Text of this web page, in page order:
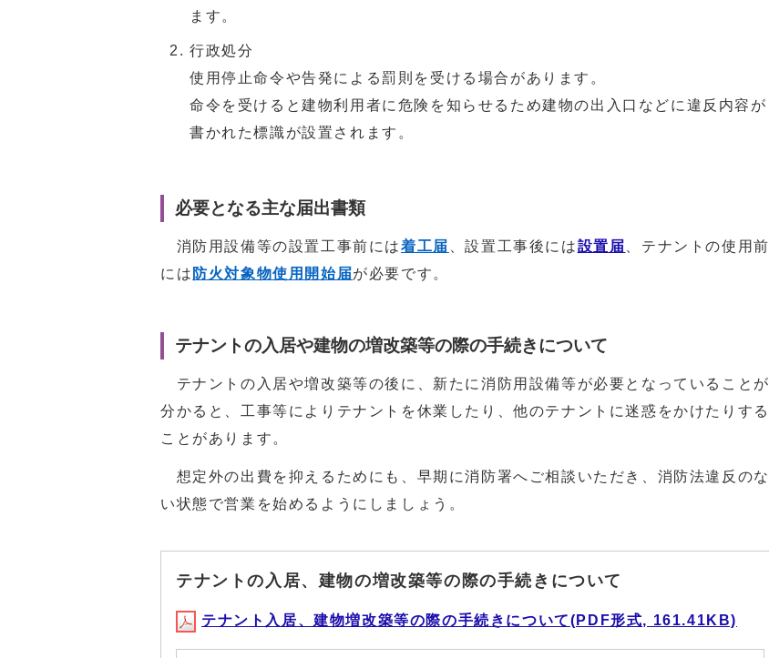
ます。
行政処分
使用停止命令や告発による罰則を受ける場合があります。
命令を受けると建物利用者に危険を知らせるため建物の出入口などに違反内容が
書かれた標識が設置されます。
必要となる主な届出書類
消防用設備等の設置工事前には着工届 、設置工事後には設置届 、テナントの使用前
には 防火対象物使用開始届が必要です。
テナントの入居や建物の増改築等の際の手続きについて
テナントの入居や増改築等の後に、新たに消防用設備等が必要となっていることが
分かると、工事等によりテナントを休業したり、他のテナントに迷惑をかけたりする
ことがあります。
想定外の出費を抑えるためにも、早期に消防署へご相談いただき、消防法違反のな
い状態で営業を始めるようにしましょう。
テナントの入居、建物の増改築等の際の手続きについて
テナント入居、建物増改築等の際の手続きについて(PDF形式, 161.41KB)